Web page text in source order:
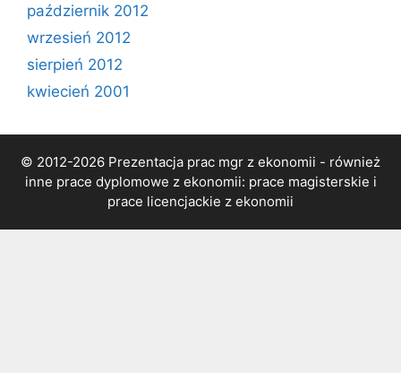
październik 2012
wrzesień 2012
sierpień 2012
kwiecień 2001
© 2012-2026 Prezentacja prac mgr z ekonomii - również
inne prace dyplomowe z ekonomii: prace magisterskie i
prace licencjackie z ekonomii